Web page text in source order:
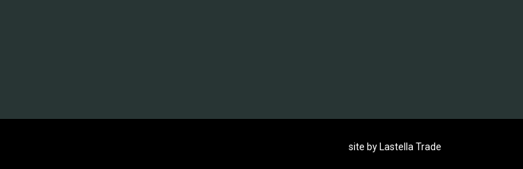
site by Lastella Trade